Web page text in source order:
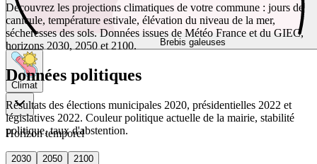
Brebis galeuses
Climat
Horizon temporel
2030 2050
2100
Découvrez les projections climatiques de votre commune : jours de
canicule, température estivale, élévation du niveau de la mer,
sécheresses des sols. Données issues de Météo France et du GIEC,
horizons 2030, 2050 et 2100.
Données politiques
Résultats des élections municipales 2020, présidentielles 2022 et
législatives 2022. Couleur politique actuelle de la mairie, stabilité
politique, taux d'abstention.